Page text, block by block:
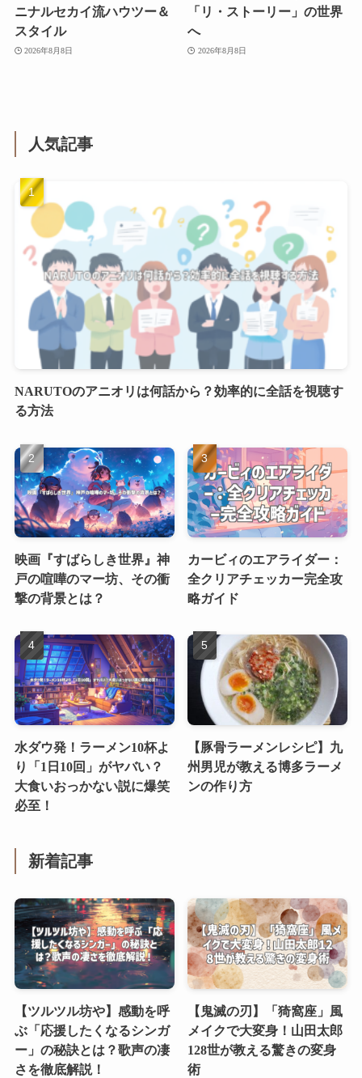
ニナルセカイ流ハウツー＆
スタイル
2026年8月8日
「リ・ストーリー」の世界
へ
2026年8月8日
人気記事
NARUTOのアニオリは何話から？効率的に全話を視聴す
る方法
映画『すばらしき世界』神
戸の喧嘩のマー坊、その衝
撃の背景とは？
カービィのエアライダー：
全クリアチェッカー完全攻
略ガイド
水ダウ発！ラーメン10杯よ
り「1日10回」がヤバい？
大食いおっかない説に爆笑
必至！
【豚骨ラーメンレシピ】九
州男児が教える博多ラーメ
ンの作り方
新着記事
【ツルツル坊や】感動を呼
ぶ「応援したくなるシンガ
ー」の秘訣とは？歌声の凄
さを徹底解説！
【鬼滅の刃】「猗窩座」風
メイクで大変身！山田太郎
128世が教える驚きの変身
術